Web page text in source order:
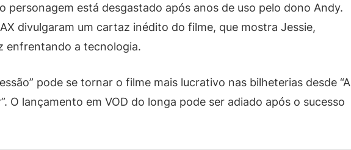
personagem está desgastado após anos de uso pelo dono Andy.
divulgaram um cartaz inédito do filme, que mostra Jessie,
enfrentando a tecnologia.
pode se tornar o filme mais lucrativo nas bilheterias desde “A
O lançamento em VOD do longa pode ser adiado após o sucesso